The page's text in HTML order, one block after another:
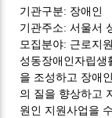
기관구분: 장애인
기관주소:서울서
모집분야: 근로지
성동장애인자립생
을 조성하고 장애
의 질을 향상하고
원인 지원사업을